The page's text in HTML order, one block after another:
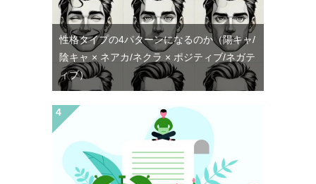
性格タイプの4パターンになるのか（陽キャ/
陰キャ × ネアカ/ネクラ × ポジティブ/ネガテ
ィブ）